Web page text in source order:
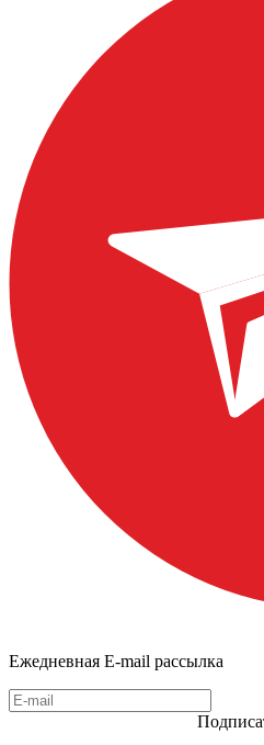
Ежедневная E-mail рассылка